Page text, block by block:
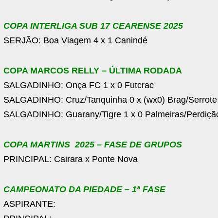
COPA INTERLIGA SUB 17 CEARENSE 2025
SERJÃO: Boa Viagem 4 x 1 Canindé
COPA MARCOS RELLY – ÚLTIMA RODADA
SALGADINHO: Onça FC 1 x 0 Futcrac
SALGADINHO: Cruz/Tanquinha 0 x (wx0) Brag/Serrote
SALGADINHO: Guarany/Tigre 1 x 0 Palmeiras/
COPA MARTINS 2025 – FASE DE GRUPOS
PRINCIPAL: Cairara x Ponte Nova
CAMPEONATO DA PIEDADE – 1ª FASE
ASPIRANTE: